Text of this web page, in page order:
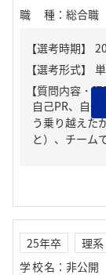
職種 ： 総合職
【質問内容・
自己PR、自
う乗り越えた
と）、チーム
25年卒 理系
学校名 ： 非公開